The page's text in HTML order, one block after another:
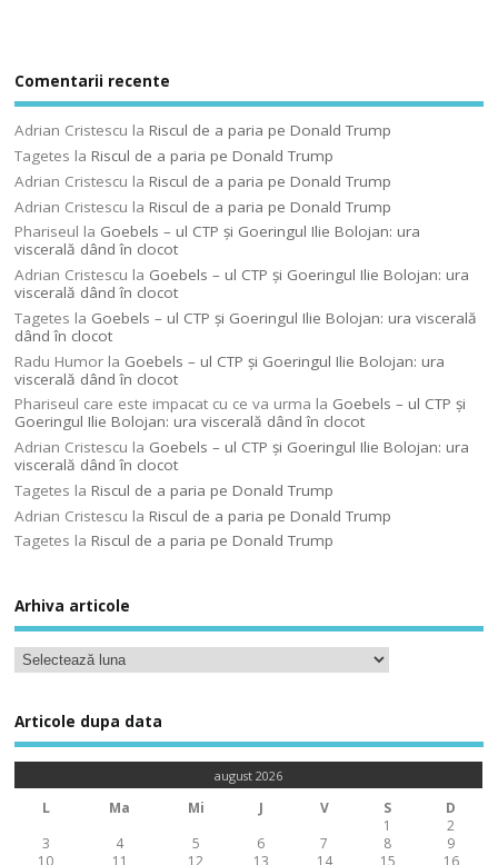
Comentarii recente
Adrian Cristescu laRiscul de a paria pe Donald Trump
Tagetes laRiscul de a paria pe Donald Trump
Adrian Cristescu laRiscul de a paria pe Donald Trump
Adrian Cristescu laRiscul de a paria pe Donald Trump
Phariseul la Goebels – ul CTP şi Goeringul Ilie Bolojan: ura
viscerală dând în clocot
Adrian Cristescu la Goebels – ul CTP şi Goeringul Ilie Bolojan: ura
viscerală dând în clocot
Tagetes la Goebels – ul CTP şi Goeringul Ilie Bolojan: ura viscerală
dând în clocot
Radu Humor la Goebels – ul CTP şi Goeringul Ilie Bolojan: ura
viscerală dând în clocot
Phariseul care este impacat cu ce va urma la Goebels – ul CTP şi
Goeringul Ilie Bolojan: ura viscerală dând în clocot
Adrian Cristescu la Goebels – ul CTP şi Goeringul Ilie Bolojan: ura
viscerală dând în clocot
Tagetes laRiscul de a paria pe Donald Trump
Adrian Cristescu laRiscul de a paria pe Donald Trump
Tagetes laRiscul de a paria pe Donald Trump
Arhiva articole
Articole dupa data
august 2026
L Ma Mi J V S
D
1
2
3
4 5 6 7 8
9
10
11 12 13 14 15 16